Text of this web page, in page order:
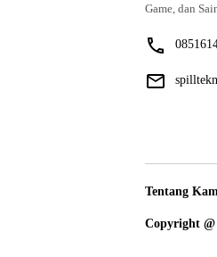
Game, dan
Tentang
Copyright @